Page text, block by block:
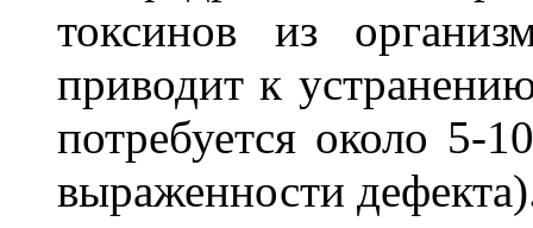
токсинов из
приводит к
потребуется около 5-
выраженности